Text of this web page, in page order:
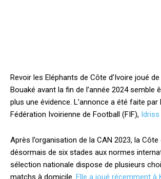
Revoir les Eléphants de Côte d’Ivoire joué
Bouaké avant la fin de l’année 2024 semble
plus une évidence. L’annonce a été faite
Fédération Ivoirienne de Football (FIF), Idriss
Après l’organisation de la CAN 2023, la Côte
désormais de six stades aux normes
sélection nationale dispose de plusieurs
matchs à domicile. Elle a joué récemment à